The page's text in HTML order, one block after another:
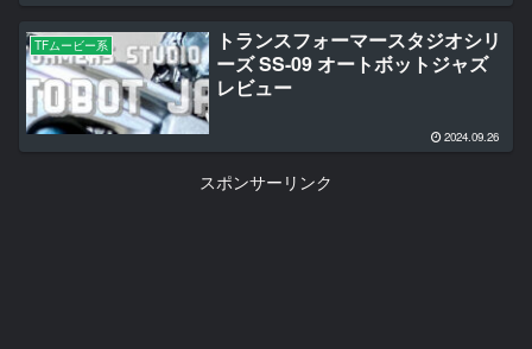
TFムービー系
トランスフォーマースタジオシリ
ーズ SS-09 オートボットジャズ
レビュー
2024.09.26
スポンサーリンク